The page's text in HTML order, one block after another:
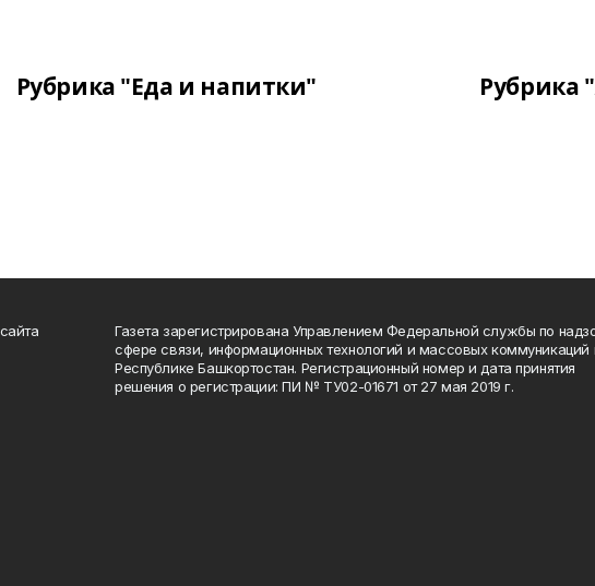
Рубрика "Еда и напитки" Рубрика
Газета зарегистрирована Управлением Федеральной службы по
сфере связи, информационных технологий и массовых коммуникаций
Республике Башкортостан. Регистрационный номер и дата принятия
решения о регистрации: ПИ № ТУ02-01671 от 27 мая 2019 г.